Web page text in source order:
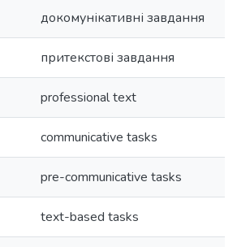
докомунікативні завдання
притекстові завдання
professional text
communicative tasks
pre-communicative tasks
text-based tasks